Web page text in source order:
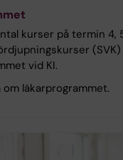
kurser på termin 4,
(SVK)
vid KI.
om läkarprogrammet.